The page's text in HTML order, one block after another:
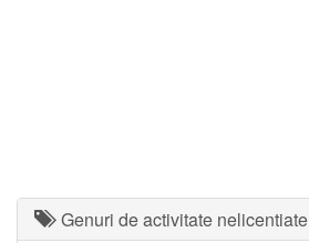
Genuri de activitate nelicentiate